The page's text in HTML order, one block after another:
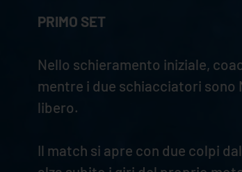
PRIMO SET
Nello schieramento iniziale,
mentre i due schiacciatori sono
libero.
Il match si apre con due colpi